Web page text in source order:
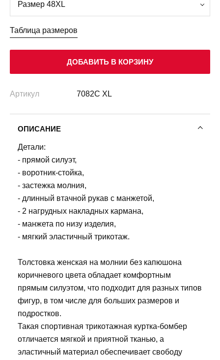
Таблица размеров
ДОБАВИТЬ В КОРЗИНУ
Артикул 7082C XL
ОПИСАНИЕ
Детали:
- прямой силуэт,
- воротник-стойка,
- застежка молния,
- длинный втачной рукав с манжетой,
- 2 нагрудных накладных кармана,
- манжета по низу изделия,
- мягкий эластичный трикотаж.
Толстовка женская на молнии без капюшона
коричневого цвета обладает комфортным
прямым силуэтом, что подходит для разных типов
фигур, в том числе для больших размеров и
подростков.
Такая спортивная трикотажная куртка-бомбер
отличается мягкой и приятной тканью, а
эластичный материал обеспечивает свободу